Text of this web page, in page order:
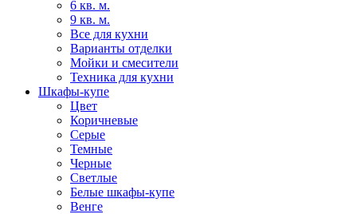
6 кв. м.
9 кв. м.
Все для кухни
Варианты отделки
Мойки и смесители
Техника для кухни
Шкафы-купе
Цвет
Коричневые
Серые
Темные
Черные
Светлые
Белые шкафы-купе
Венге